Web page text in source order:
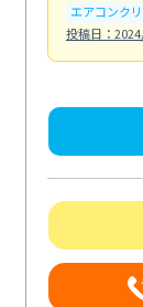
エアコンク
投稿日：